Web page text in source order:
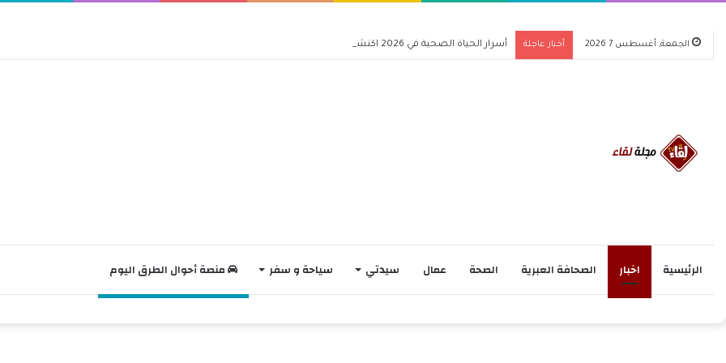
الجمعة, أغسطس 7 2026 أخبار عاجلة أسرار الحياة الصحية في 2026 اكتشف كيف تغير حياتك للأفضل
الرئيسية اخبار الصحافة العبرية الصحة عمال سيدتي سياحة و سفر منصة أحوال الطرق اليوم